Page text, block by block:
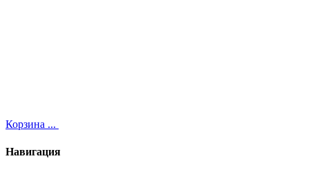
Корзина ...
Навигация